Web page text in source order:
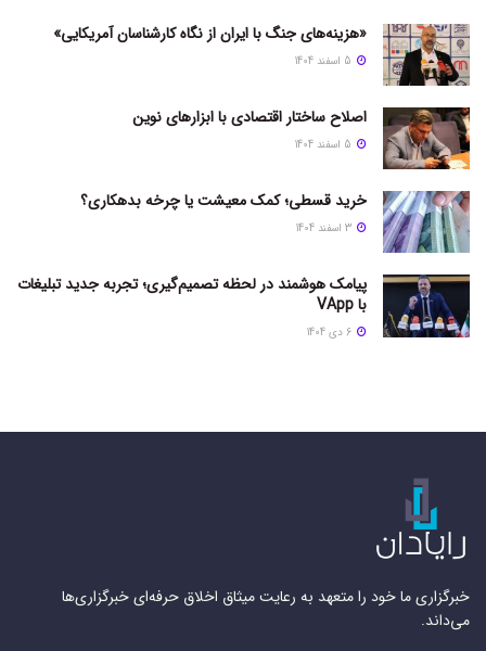
«هزینه‌های جنگ با ایران از نگاه کارشناسان آمریکایی»
اصلاح ساختار اقتصادی با ابزارهای نوین
خرید قسطی؛ کمک معیشت یا چرخه بدهکاری؟
پیامک هوشمند در لحظه تصمیم‌گیری؛ تجربه جدید تبلیغات
با VApp
خبرگزاری ما خود را متعهد به رعایت میثاق اخلاق حرفه‌ای خبرگزاری‌ها
می‌داند.